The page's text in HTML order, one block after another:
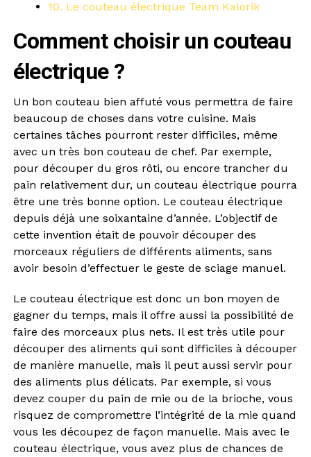
10. Le couteau électrique Team Kalorik
Comment choisir un couteau
électrique ?
Un bon couteau bien affuté vous permettra de faire
beaucoup de choses dans votre cuisine. Mais
certaines tâches pourront rester difficiles, même
avec un très bon couteau de chef. Par exemple,
pour découper du gros rôti, ou encore trancher du
pain relativement dur, un couteau électrique pourra
être une très bonne option. Le couteau électrique
depuis déjà une soixantaine d’année. L’objectif de
cette invention était de pouvoir découper des
morceaux réguliers de différents aliments, sans
avoir besoin d’effectuer le geste de sciage manuel.
Le couteau électrique est donc un bon moyen de
gagner du temps, mais il offre aussi la possibilité de
faire des morceaux plus nets. Il est très utile pour
découper des aliments qui sont difficiles à découper
de manière manuelle, mais il peut aussi servir pour
des aliments plus délicats. Par exemple, si vous
devez couper du pain de mie ou de la brioche, vous
risquez de compromettre l’intégrité de la mie quand
vous les découpez de façon manuelle. Mais avec le
couteau électrique, vous avez plus de chances de